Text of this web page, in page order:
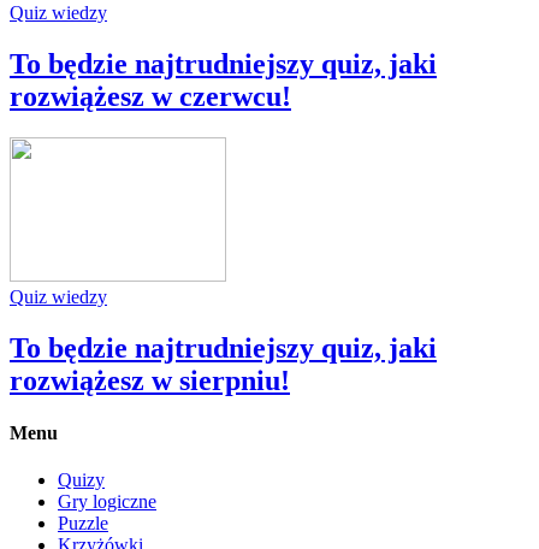
Quiz wiedzy
To będzie najtrudniejszy quiz, jaki
rozwiążesz w czerwcu!
Quiz wiedzy
To będzie najtrudniejszy quiz, jaki
rozwiążesz w sierpniu!
Menu
Quizy
Gry logiczne
Puzzle